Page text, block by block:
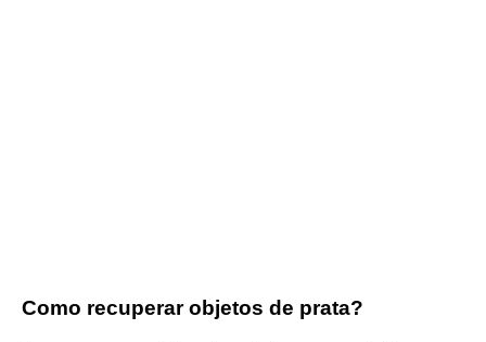
Como recuperar objetos de prata?